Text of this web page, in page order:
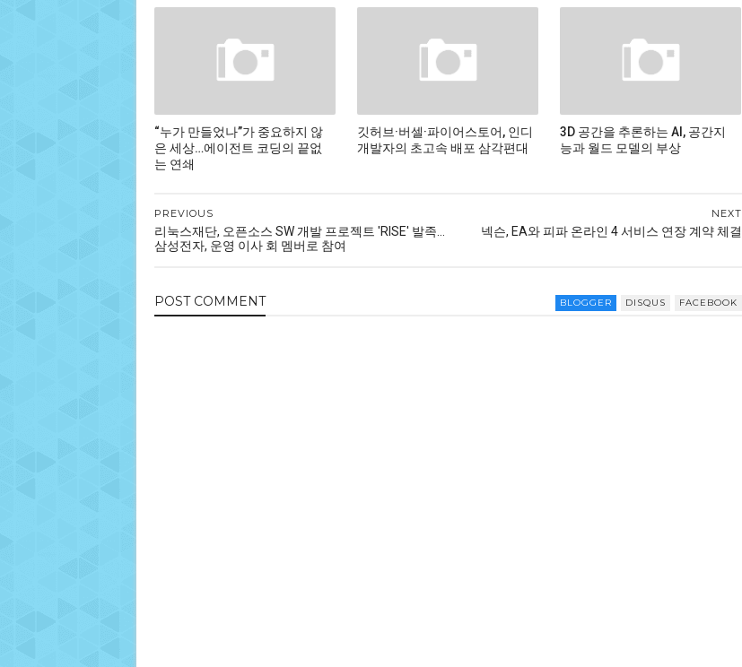
“누가 만들었나”가 중요하지 않
은 세상…에이전트 코딩의 끝없
는 연쇄
깃허브·버셀·파이어스토어, 인디
개발자의 초고속 배포 삼각편대
3D 공간을 추론하는 AI, 공간지
능과 월드 모델의 부상
NEXT
넥슨, EA와 피파 온라인 4 서비스 연장 계약 체결
PREVIOUS
리눅스재단, 오픈소스 SW 개발 프로젝트 'RISE' 발족...
삼성전자, 운영 이사 회 멤버로 참여
POST COMMENT BLOGGER DISQUS FACEBOOK